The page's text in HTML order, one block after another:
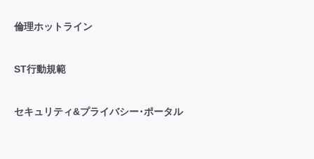
倫理ホットライン
ST行動規範
セキュリティ&プライバシー･ポータル